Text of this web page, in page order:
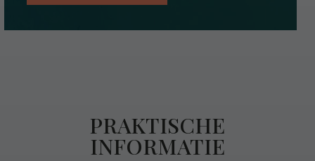
PRAKTISCHE
INFORMATIE